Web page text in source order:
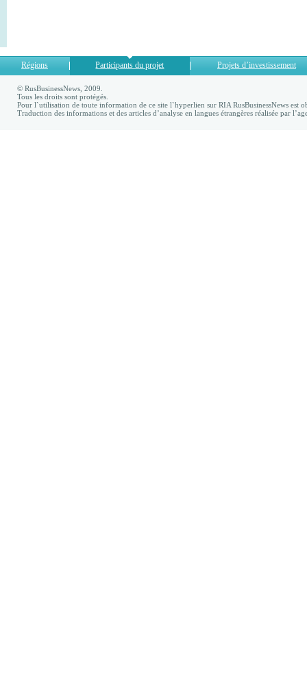
Régions Participants du projet Projets d’investissement
© RusBusinessNews, 2009.
Tous les droits sont protégés.
Pour l`utilisation de toute information de ce site l`hyperlien sur RIA RusBusinessNews est
Traduction des informations et des articles d’analyse en langues étrangères réalisée par